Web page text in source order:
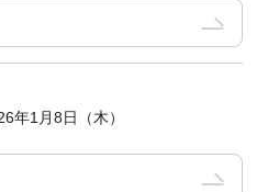
年1月8日（木）